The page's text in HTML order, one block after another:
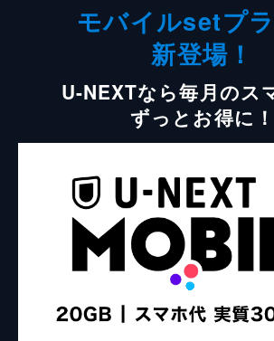
モバイルsetプ
新登場！
U-NEXTなら毎月のス
ずっとお得に！